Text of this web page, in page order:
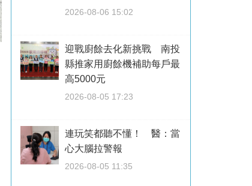
2026-08-06 15:02
迎戰廚餘去化新挑戰 南投
縣推家用廚餘機補助每戶最
高5000元
2026-08-05 17:23
連玩笑都聽不懂！ 醫：當
心大腦拉警報
2026-08-05 11:35